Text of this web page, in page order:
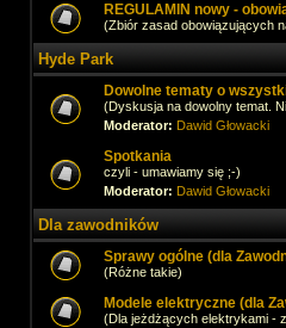
REGULAMIN nowy -
(Zbiór zasad obowiązujących
Hyde Park
Dowolne tematy o
(Dyskusja na dowolny temat.
Moderator: Dawid Głowacki
Spotkania
czyli - umawiamy się ;-)
Moderator: Dawid Głowacki
Dla zawodników
Sprawy ogólne (dla
(Różne takie)
Modele elektryczne (dla
(Dla jeżdżących elektrykami -